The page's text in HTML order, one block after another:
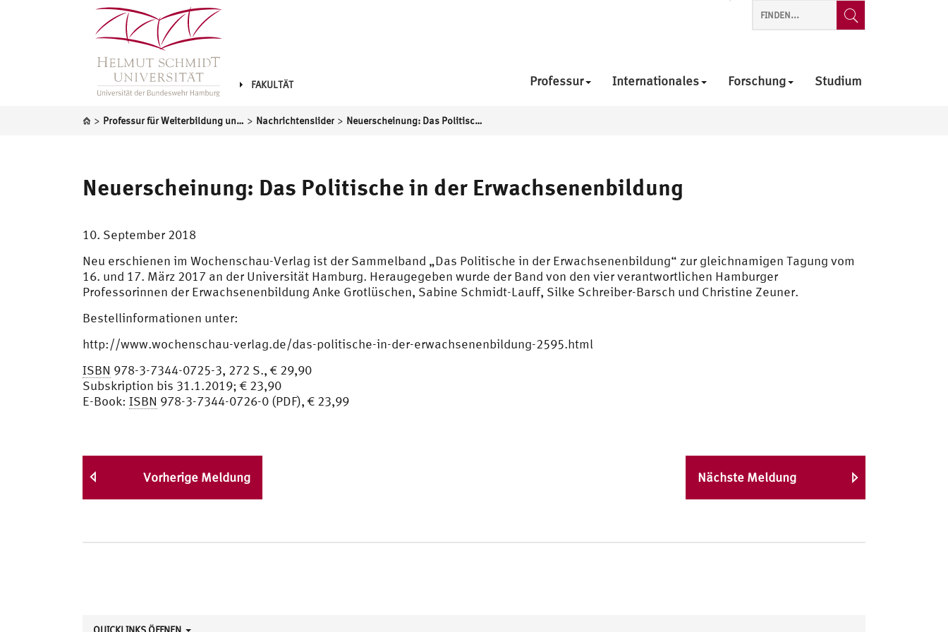
FAKULTÄT Professur Internationales Forschung Studium
> Professur für Weiterbildung und lebenslanges Lernen > Nachrichtenslider > Neuerscheinung: Das Politische in der Erwachsenenbildung
Neuerscheinung: Das Politische in der Erwachsenenbildung
10. September 2018
Neu erschienen im Wochenschau-Verlag ist der Sammelband „Das Politische in der Erwachsenenbildung“ zur gleichnamigen Tagung vom
16. und 17. März 2017 an der Universität Hamburg. Heraugegeben wurde der Band von den vier verantwortlichen Hamburger
Professorinnen der Erwachsenenbildung Anke Grotlüschen, Sabine Schmidt-Lauff, Silke Schreiber-Barsch und Christine Zeuner.
Bestellinformationen unter:
http://www.wochenschau-verlag.de/das-politische-in-der-erwachsenenbildung-2595.html
ISBN 978-3-7344-0725-3, 272 S., € 29,90
Subskription bis 31.1.2019; € 23,90
E-Book: ISBN 978-3-7344-0726-0 (PDF), € 23,99
Vorherige Meldung Nächste Meldung